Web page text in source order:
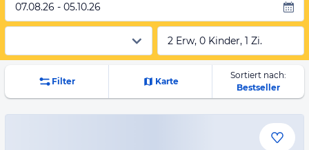
07.08.26 - 05.10.26
2 Erw, 0 Kinder, 1 Zi.
Filter Karte
Sortiert nach:
Bestseller